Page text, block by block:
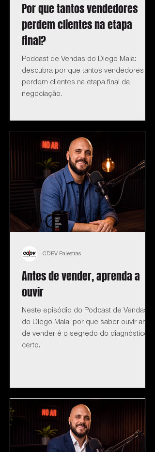
Por que tantos vendedores
perdem clientes na etapa
final?
Podcast de Vendas do Diego Maia:
descubra por que tantos vendedores
perdem clientes na etapa final da
negociação.
Antes de vender, aprenda a
ouvir
Neste episódio do Podcast de Vendas
do Diego Maia: por que saber ouvir antes
de vender é o segredo do diagnóstico
certo.
CDPV Palestras